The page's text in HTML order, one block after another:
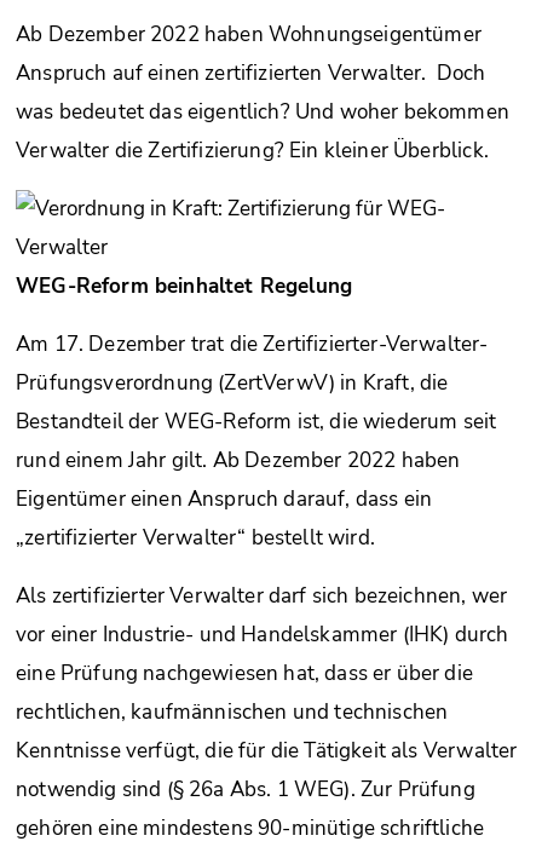
Ab Dezember 2022 haben Wohnungseigentümer
Anspruch auf einen zertifizierten Verwalter. Doch
was bedeutet das eigentlich? Und woher bekommen
Verwalter die Zertifizierung? Ein kleiner Überblick.
WEG-Reform beinhaltet Regelung
Am 17. Dezember trat die Zertifizierter-Verwalter-
Prüfungsverordnung (ZertVerwV) in Kraft, die
Bestandteil der WEG-Reform ist, die wiederum seit
rund einem Jahr gilt. Ab Dezember 2022 haben
Eigentümer einen Anspruch darauf, dass ein
„zertifizierter Verwalter“ bestellt wird.
Als zertifizierter Verwalter darf sich bezeichnen, wer
vor einer Industrie- und Handelskammer (IHK) durch
eine Prüfung nachgewiesen hat, dass er über die
rechtlichen, kaufmännischen und technischen
Kenntnisse verfügt, die für die Tätigkeit als Verwalter
notwendig sind (§ 26a Abs. 1 WEG). Zur Prüfung
gehören eine mindestens 90-minütige schriftliche